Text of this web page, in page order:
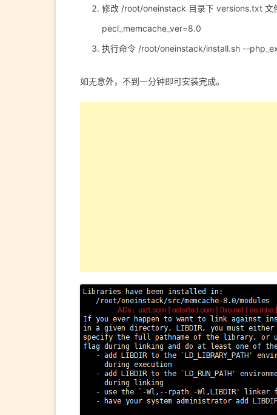
修改 /root/oneinstack 目录下 versions.txt
pecl_memcache_ver=8.0
执行命令 /root/oneinstack/install.sh --
如无意外，不到一分钟即可安装完成。